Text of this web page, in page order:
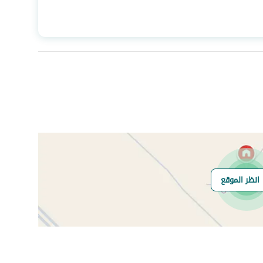
عدد الغرف
13
هل يوجد اي التزام
على العقار ؟
مطابقة لكود البناء -
انظر الموقع